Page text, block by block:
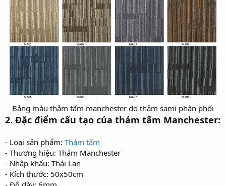
Bảng màu thảm tấm manchester do thảm sami phân phối​
2. Đặc điểm cấu tạo của thảm tấm Manchester:
- Loại sản phẩm: Thảm tấm
- Thương hiệu: Thảm Manchester
- Nhập khẩu: Thái Lan
- Kích thước: 50x50cm